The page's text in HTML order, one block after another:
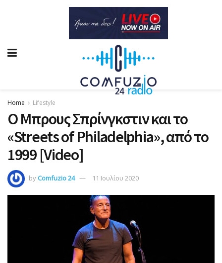
Home Lifestyle
Ο Μπρους Σπρίνγκστιν και το
«Streets of Philadelphia», από το
1999 [Video]
by Comfuzio 24 11 Ιουλίου 2020